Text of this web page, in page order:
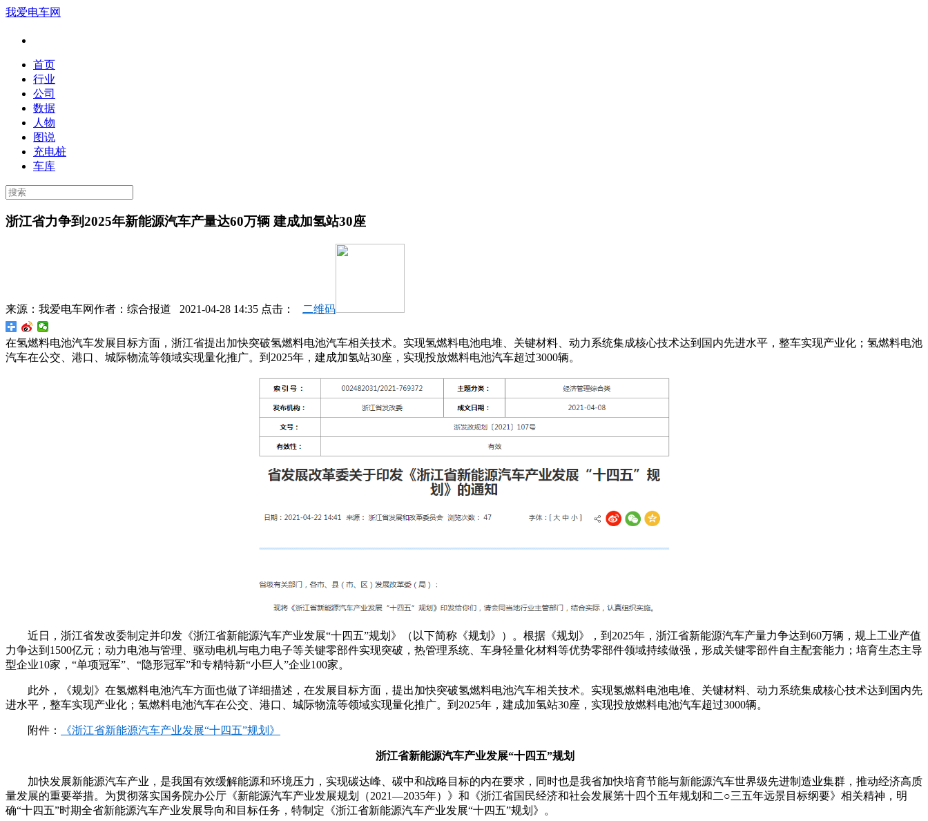
我爱电车网
首页
行业
公司
数据
人物
图说
充电桩
车库
浙江省力争到2025年新能源汽车产量达60万辆 建成加氢站30座
来源： 我爱电车网作者： 综合报道 2021-04-28 14:35 点击： 二维码
在氢燃料电池汽车发展目标方面，浙江省提出加快突破氢燃料电池汽车相关技术。实现氢燃料电池电堆、关键材料、动力系统集成核心技术达到国内先进水平，整车实现产业化；氢燃料电池
汽车在公交、港口、城际物流等领域实现量化推广。到2025年，建成加氢站30座，实现投放燃料电池汽车超过3000辆。
近日，浙江省发改委制定并印发《浙江省新能源汽车产业发展“十四五”规划》（以下简称《规划》）。根据《规划》，到2025年，浙江省新能源汽车产量力争达到60万辆，规上工业产值
力争达到1500亿元；动力电池与管理、驱动电机与电力电子等关键零部件实现突破，热管理系统、车身轻量化材料等优势零部件领域持续做强，形成关键零部件自主配套能力；培育生态主导
型企业10家，“单项冠军”、“隐形冠军”和专精特新“小巨人”企业100家。
此外，《规划》在氢燃料电池汽车方面也做了详细描述，在发展目标方面，提出加快突破氢燃料电池汽车相关技术。实现氢燃料电池电堆、关键材料、动力系统集成核心技术达到国内先
进水平，整车实现产业化；氢燃料电池汽车在公交、港口、城际物流等领域实现量化推广。到2025年，建成加氢站30座，实现投放燃料电池汽车超过3000辆。
附件： 《浙江省新能源汽车产业发展“十四五”规划》
浙江省新能源汽车产业发展“十四五”规划
加快发展新能源汽车产业，是我国有效缓解能源和环境压力，实现碳达峰、碳中和战略目标的内在要求，同时也是我省加快培育节能与新能源汽车世界级先进制造业集群，推动经济高质
量发展的重要举措。为贯彻落实国务院办公厅《新能源汽车产业发展规划（2021—2035年）》和《浙江省国民经济和社会发展第十四个五年规划和二○三五年远景目标纲要》相关精神，明
确“十四五”时期全省新能源汽车产业发展导向和目标任务，特制定《浙江省新能源汽车产业发展“十四五”规划》。